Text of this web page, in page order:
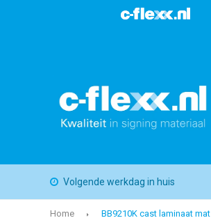
Volgende werkdag in huis
Home BB9210K cast laminaat mat